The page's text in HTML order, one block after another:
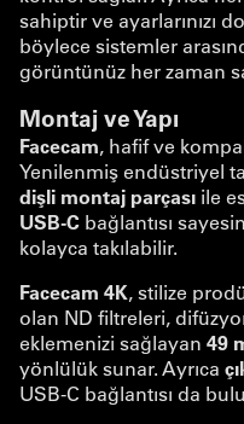
sahiptir ve ayarlarınızı
böylece sistemler
görüntünüz her zaman
Montaj ve Yapı
Facecam, hafif ve
Yenilenmiş endüstriyel
dişli montaj parçası ile
USB-C bağlantısı
kolayca takılabilir.
Facecam 4K, stilize
olan ND filtreleri,
eklemenizi sağlayan 49
yönlülük sunar. Ayrıca
USB-C bağlantısı da